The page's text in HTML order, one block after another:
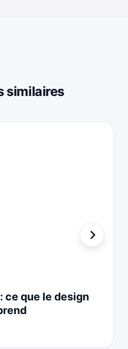
similaires
ce que le design